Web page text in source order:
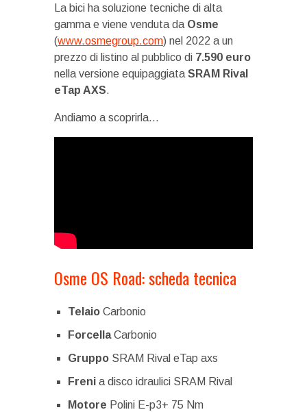
La bici ha soluzione tecniche di alta
gamma e viene venduta da Osme
(www.osmegroup.com) nel 2022 a un
prezzo di listino al pubblico di 7.590 euro
nella versione equipaggiata SRAM Rival
eTap AXS.
Andiamo a scoprirla…
Osme OS Road: scheda tecnica
Telaio Carbonio
ForcellaCarbonio
Gruppo SRAM Rival eTap axs
Freni a disco idraulici SRAM Rival
Motore Polini E-p3+ 75 Nm